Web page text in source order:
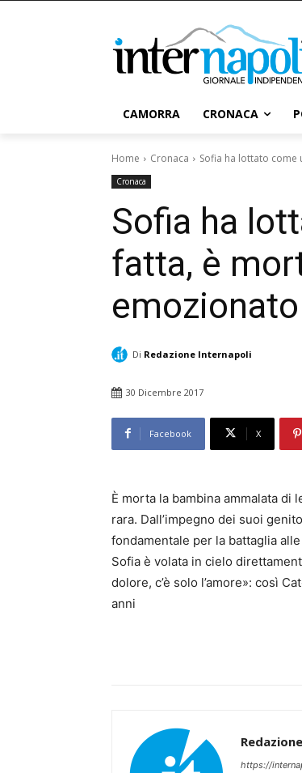
CAMORRA CRONACA
Home Cronaca Sofia ha lottato come
Cronaca
Sofia ha
fatta, è
Di Redazione Internapoli
30 Dicembre 2017
Facebook X
È morta la bambina ammalata
rara. Dall’impegno dei suoi
fondamentale per la battaglia
Sofia è volata in cielo
dolore, c’è solo l’amore»: così
anni
https://